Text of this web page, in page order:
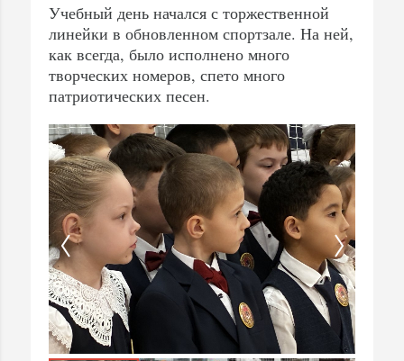
Учебный день начался с торжественной
линейки в обновленном спортзале. На ней,
как всегда, было исполнено много
творческих номеров, спето много
патриотических песен.